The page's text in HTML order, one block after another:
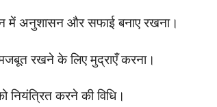
में अनुशासन और सफाई बनाए रखना।
रखने के लिए मुद्राएँ करना।
नियंत्रित करने की विधि।